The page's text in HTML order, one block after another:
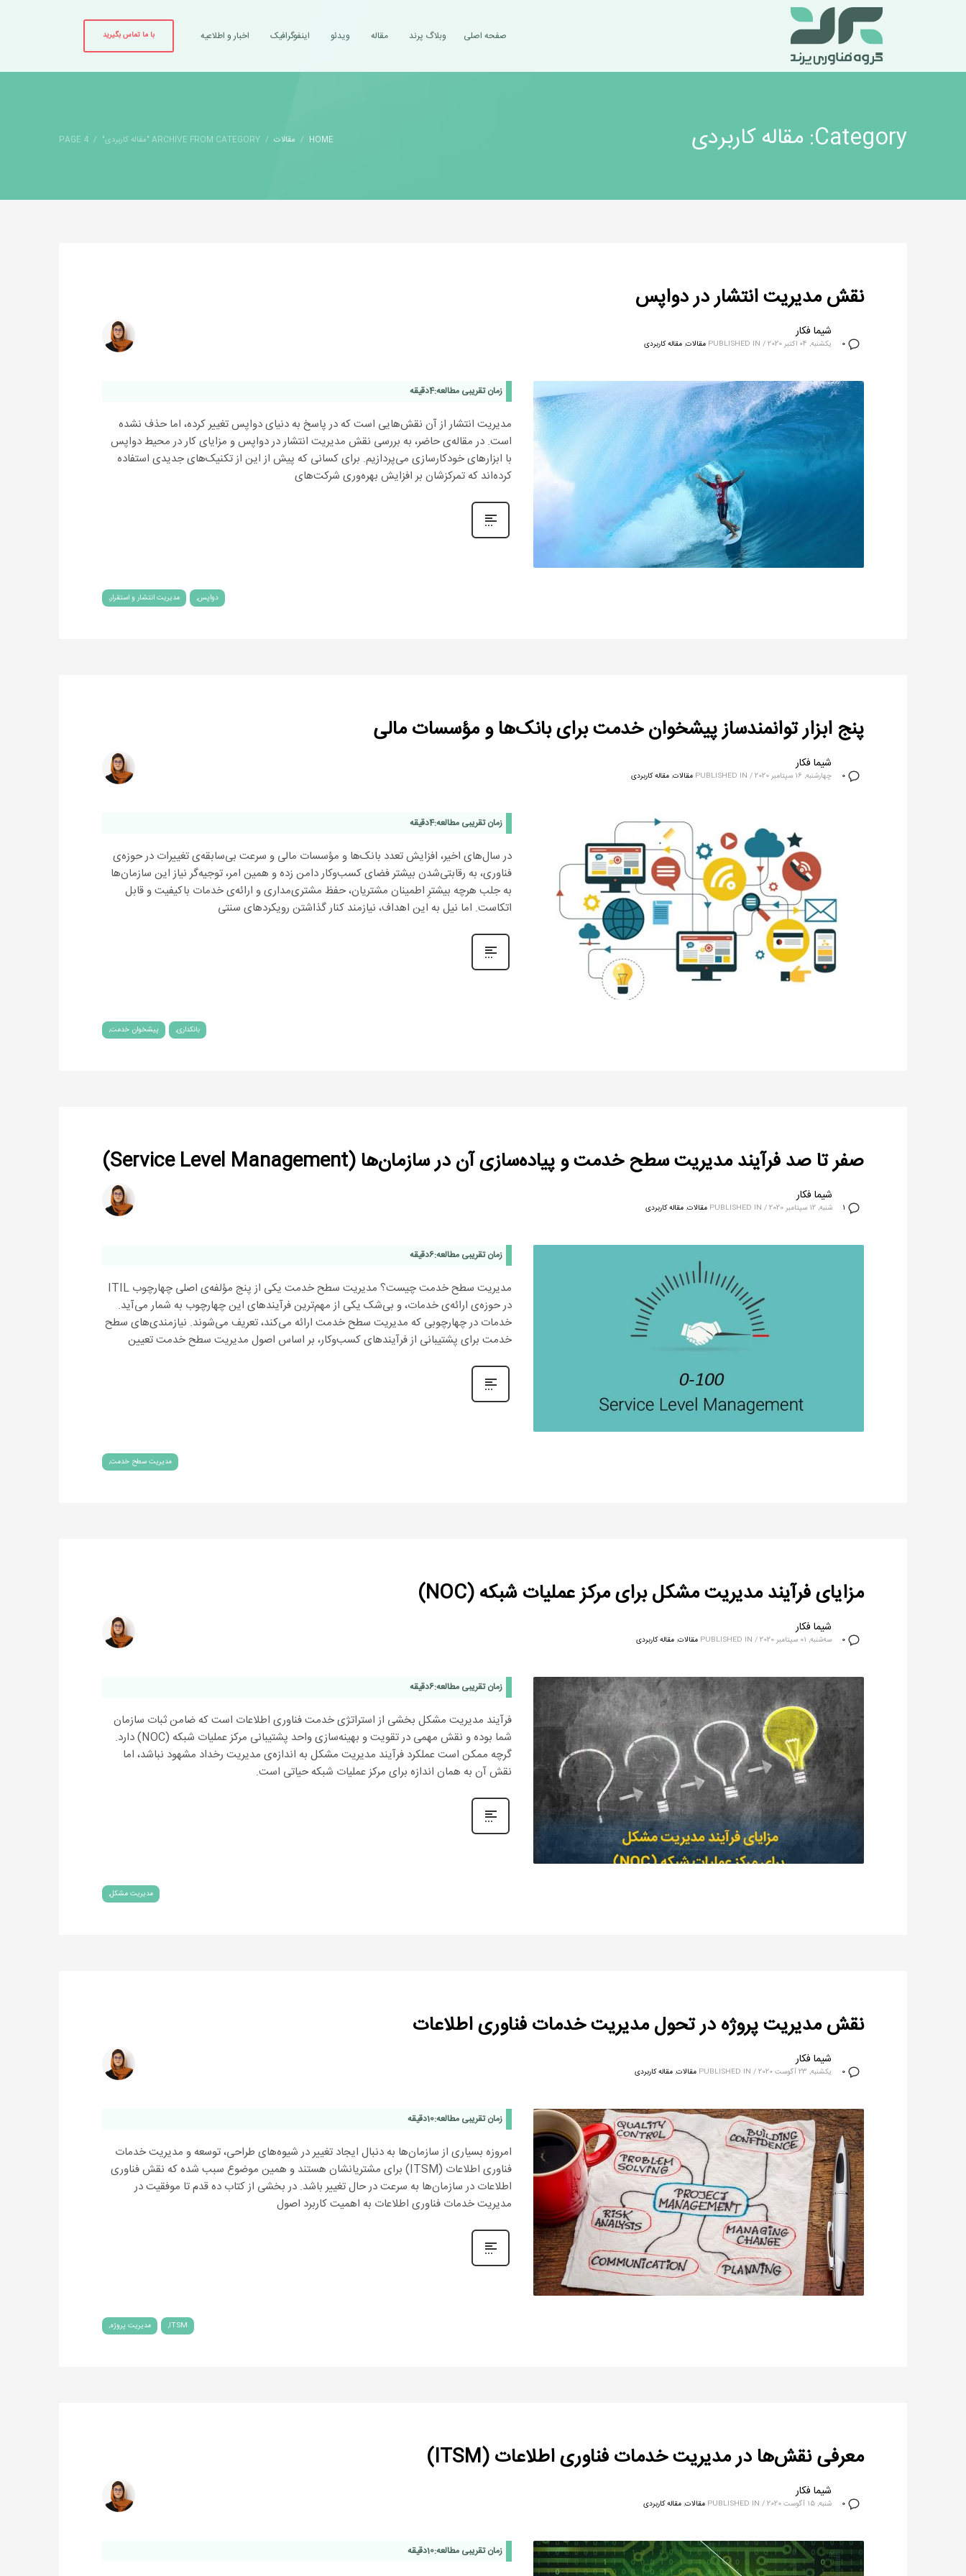
صفحه اصلی وبلاگ پرند مقاله ویدئو اینفوگرافیک اخبار و اطلاعیه با ما تماس بگیرید
HOME مقالات ARCHIVE FROM CATEGORY "مقاله کاربردی" PAGE 4 Category: مقاله کاربردی
نقش مدیریت انتشار در دواپس
0
شیما فکار
یکشنبه, 04 اکتبر 2020 /
PUBLISHED IN مقالات,مقاله کاربردی
زمان تقریبی مطالعه:4دقیقه
مدیریت انتشار از آن نقش‌هایی است که در پاسخ به دنیای دواپس تغییر کرده، اما حذف نشده
است. در مقاله‌ی حاضر، به بررسی نقش مدیریت انتشار در دواپس و مزایای کار در محیط دواپس
با ابزارهای خودکارسازی می‌پردازیم. برای کسانی که پیش از این از تکنیک‌های جدیدی استفاده
کرده‌اند که تمرکزشان بر افزایش بهره‌وری شرکت‌های
دواپس مدیریت انتشار و استقرار
پنج ابزار توانمندساز پیشخوان خدمت برای بانک‌ها و مؤسسات مالی
0
شیما فکار
چهارشنبه, 16 سپتامبر 2020 /
PUBLISHED IN مقالات,مقاله کاربردی
زمان تقریبی مطالعه:4دقیقه
در سال‌های اخیر، افزایش تعدد بانک‌ها و مؤسسات مالی و سرعت بی‌سابقه‌ی تغییرات در حوزه‌ی
فناوری، به رقابتی‌شدن بیشتر فضای کسب‌وکار دامن زده و همین امر، توجیه‌گر نیاز این سازمان‌ها
به جلب هرچه بیشترِ اطمینان مشتریان، حفظ مشتری‌مداری و ارائه‌ی خدمات باکیفیت و قابل
اتکاست. اما نیل به این اهداف، نیازمند کنار گذاشتن رویکردهای سنتی
بانکداری پیشخوان خدمت
صفر تا صد فرآیند مدیریت سطح خدمت و پیاده‌سازی آن در سازمان‌ها (Service Level Management)
1
شیما فکار
شنبه, 12 سپتامبر 2020 /
PUBLISHED IN مقالات,مقاله کاربردی
زمان تقریبی مطالعه:6دقیقه
مدیریت سطح خدمت چیست؟ مدیریت سطح خدمت یکی از پنج مؤلفه‌ی اصلی چهارچوب ITIL
در حوزه‌ی ارائه‌ی خدمات، و بی‌شک یکی از مهم‌ترین فرآیندهای این چهارچوب به شمار می‌آید.
خدمات در چهارچوبی که مدیریت سطح خدمت ارائه می‌کند، تعریف می‌شوند. نیازمندی‌های سطح
خدمت برای پشتیبانی از فرآیندهای کسب‌وکار، بر اساس اصول مدیریت سطح خدمت تعیین
مدیریت سطح خدمت
مزایای فرآیند مدیریت مشکل برای مرکز عملیات شبکه (NOC)
0
شیما فکار
سه‌شنبه, 01 سپتامبر 2020 /
PUBLISHED IN مقالات,مقاله کاربردی
زمان تقریبی مطالعه:6دقیقه
فرآیند مدیریت مشکل بخشی از استراتژی خدمت فناوری اطلاعات است که ضامن ثبات سازمان
شما بوده و نقش مهمی در تقویت و بهینه‌سازی واحد پشتیبانی مرکز عملیات شبکه (NOC) دارد.
گرچه ممکن است عملکرد فرآیند مدیریت مشکل به اندازه‌ی مدیریت رخداد مشهود نباشد، اما
نقش آن به همان اندازه برای مرکز عملیات شبکه حیاتی است.
مدیریت مشکل
نقش مدیریت پروژه در تحول مدیریت خدمات فناوری اطلاعات
0
شیما فکار
یکشنبه, 23 آگوست 2020 /
PUBLISHED IN مقالات,مقاله کاربردی
زمان تقریبی مطالعه:10دقیقه
امروزه بسیاری از سازمان‌ها به دنبال ایجاد تغییر در شیوه‌های طراحی، توسعه و مدیریت خدمات
فناوری اطلاعات (ITSM) برای مشتریانشان هستند و همین موضوع سبب شده که نقش فناوری
اطلاعات در سازمان‌ها به سرعت در حال تغییر باشد. در بخشی از کتاب ده قدم تا موفقیت در
مدیریت خدمات فناوری اطلاعات به اهمیت کاربرد اصول
ITSM مدیریت پروژه
معرفی نقش‌ها در مدیریت خدمات فناوری اطلاعات (ITSM)
0
شیما فکار
شنبه, 15 آگوست 2020 /
PUBLISHED IN مقالات,مقاله کاربردی
زمان تقریبی مطالعه:10دقیقه